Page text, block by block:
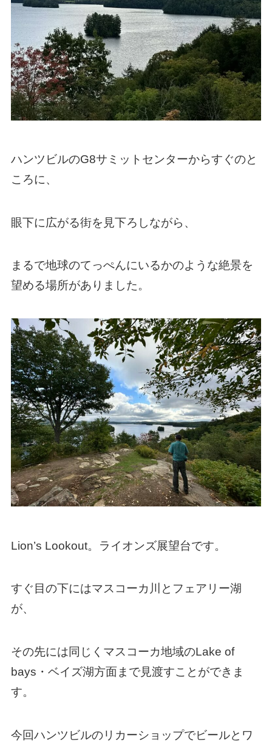
ハンツビルのG8サミットセンターからすぐのと
ころに、
眼下に広がる街を見下ろしながら、
まるで地球のてっぺんにいるかのような絶景を
望める場所がありました。
Lion’s Lookout。ライオンズ展望台です。
すぐ目の下にはマスコーカ川とフェアリー湖
が、
その先には同じくマスコーカ地域のLake of
bays・ベイズ湖方面まで見渡すことができま
す。
今回ハンツビルのリカーショップでビールとワ